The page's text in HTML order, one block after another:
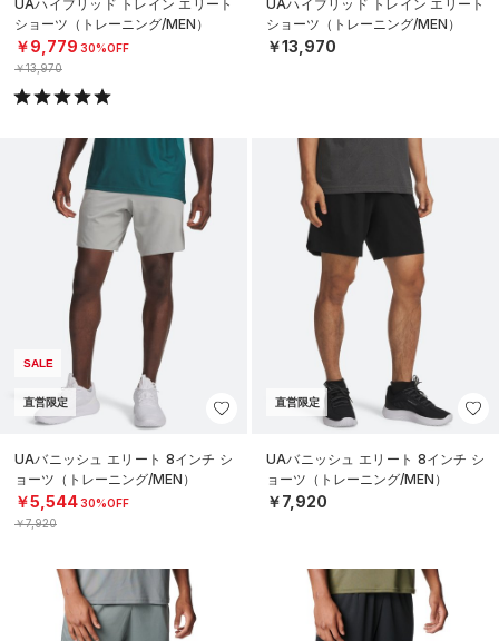
UAハイブリッド トレイン エリート
ショーツ（トレーニング/MEN）
￥9,779 30%OFF
￥13,970
UAハイブリッド トレイン エリート
ショーツ（トレーニング/MEN）
￥13,970
SALE
直営限定
UAバニッシュ エリート 8インチ シ
ョーツ（トレーニング/MEN）
￥5,54430%OFF
￥7,920
直営限定
UAバニッシュ エリート 8インチ シ
ョーツ（トレーニング/MEN）
￥7,920